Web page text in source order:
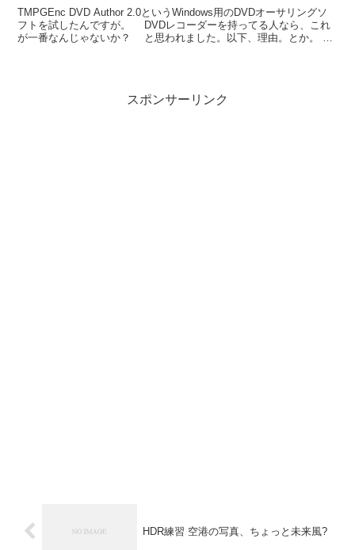
TMPGEnc DVD Author 2.0というWindows用のDVDオーサリングソ
フトを試したんですが。 DVDレコーダーを持ってる人なら、これ
が一番なんじゃないか？ と思われました。以下、理由。とか。
スポンサーリンク
HDR練習 空港の写真、ちょっと未来風?